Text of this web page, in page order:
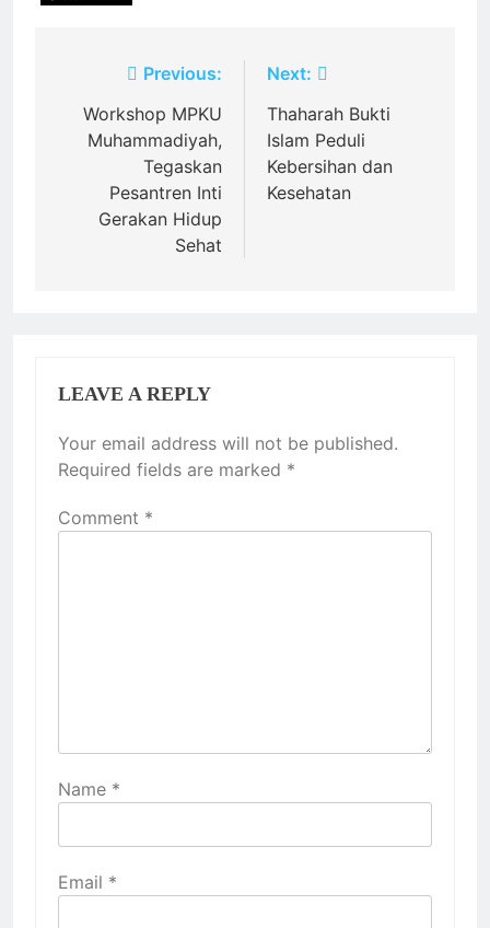
navigation
Previous:
Workshop MPKU
Muhammadiyah,
Tegaskan
Pesantren Inti
Gerakan Hidup
Sehat
Next:
Thaharah Bukti
Islam Peduli
Kebersihan dan
Kesehatan
LEAVE A REPLY
Your email address will not be published.
Required fields are marked *
Comment *
Name *
Email *